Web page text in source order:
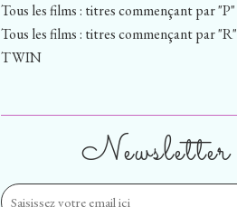
Newsletter
Tous les films : titres commençant par "P"
Tous les films : titres commençant par "R"
TWIN